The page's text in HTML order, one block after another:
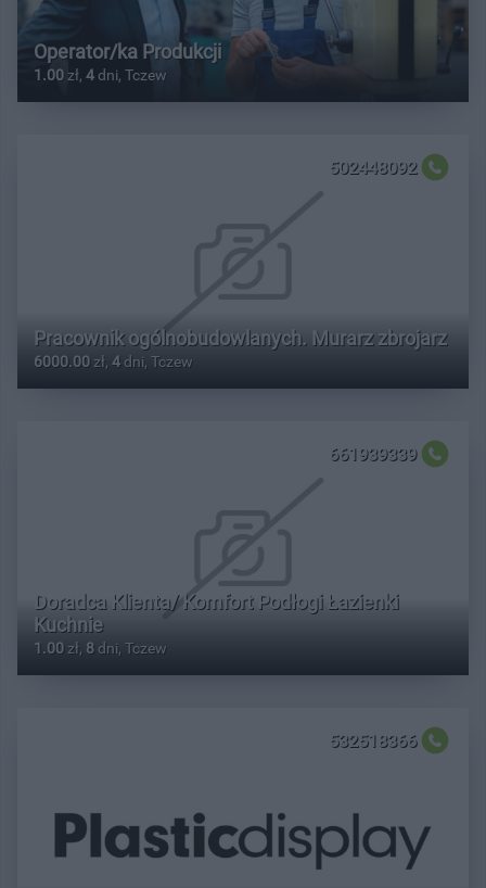
Operator/ka Produkcji
1.00 zł, 4 dni, Tczew
502448092
Pracownik ogólnobudowlanych. Murarz zbrojarz
6000.00 zł, 4dni, Tczew
661939339
Doradca Klienta/ Komfort Podłogi Łazienki
Kuchnie
1.00 zł, 8 dni, Tczew
532518366